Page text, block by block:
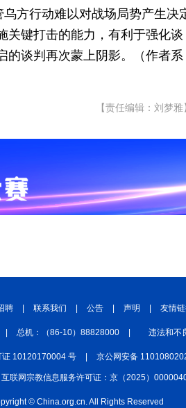
方行动难以对战场局势产生决
关键打击的能力，有利于强化谈
的谈判再次蒙上阴影。（作者系
【责任编辑：刘梦雅
聘 联系我们 公告 声明 友情
总机：（86-10）88828000 违法和不
证 10120170004 号 京公网安备
互联网宗教信息服务许可证：京（2025）
© China.org.cn. All Rights Reserved